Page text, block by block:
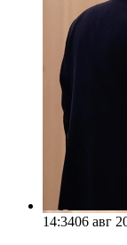
14:3406 авг